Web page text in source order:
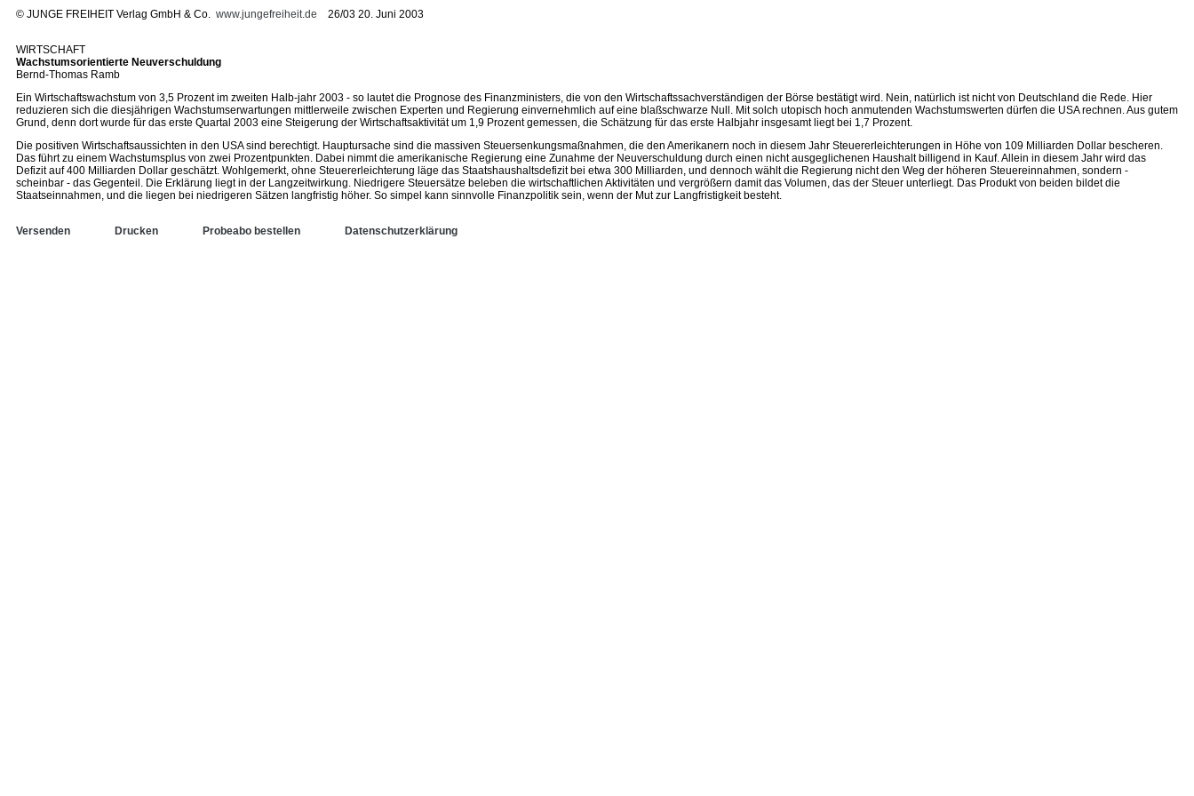
© JUNGE FREIHEIT Verlag GmbH & Co. www.jungefreiheit.de 26/03 20. Juni 2003
WIRTSCHAFT
Wachstumsorientierte Neuverschuldung
Bernd-Thomas Ramb
Ein Wirtschaftswachstum von 3,5 Prozent im zweiten Halb-jahr 2003 - so lautet die Prognose des Finanzministers, die von den Wirtschaftssachverständigen der Börse bestätigt wird. Nein, natürlich ist nicht von Deutschland die Rede. Hier
reduzieren sich die diesjährigen Wachstumserwartungen mittlerweile zwischen Experten und Regierung einvernehmlich auf eine blaßschwarze Null. Mit solch utopisch hoch anmutenden Wachstumswerten dürfen die USA rechnen. Aus gutem
Grund, denn dort wurde für das erste Quartal 2003 eine Steigerung der Wirtschaftsaktivität um 1,9 Prozent gemessen, die Schätzung für das erste Halbjahr insgesamt liegt bei 1,7 Prozent.
Die positiven Wirtschaftsaussichten in den USA sind berechtigt. Hauptursache sind die massiven Steuersenkungsmaßnahmen, die den Amerikanern noch in diesem Jahr Steuererleichterungen in Höhe von 109 Milliarden Dollar bescheren.
Das führt zu einem Wachstumsplus von zwei Prozentpunkten. Dabei nimmt die amerikanische Regierung eine Zunahme der Neuverschuldung durch einen nicht ausgeglichenen Haushalt billigend in Kauf. Allein in diesem Jahr wird das
Defizit auf 400 Milliarden Dollar geschätzt. Wohlgemerkt, ohne Steuererleichterung läge das Staatshaushaltsdefizit bei etwa 300 Milliarden, und dennoch wählt die Regierung nicht den Weg der höheren Steuereinnahmen, sondern -
scheinbar - das Gegenteil. Die Erklärung liegt in der Langzeitwirkung. Niedrigere Steuersätze beleben die wirtschaftlichen Aktivitäten und vergrößern damit das Volumen, das der Steuer unterliegt. Das Produkt von beiden bildet die
Staatseinnahmen, und die liegen bei niedrigeren Sätzen langfristig höher. So simpel kann sinnvolle Finanzpolitik sein, wenn der Mut zur Langfristigkeit besteht.
Versenden Drucken Probeabo bestellen Datenschutzerklärung